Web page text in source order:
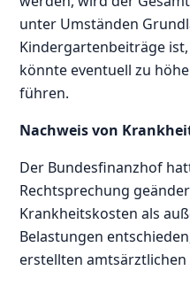
unter Umständen
Kindergartenbeiträge
könnte eventuell zu
führen.
Nachweis von
Der Bundesfinanzhof
Rechtsprechung
Krankheitskosten als
Belastungen
erstellten